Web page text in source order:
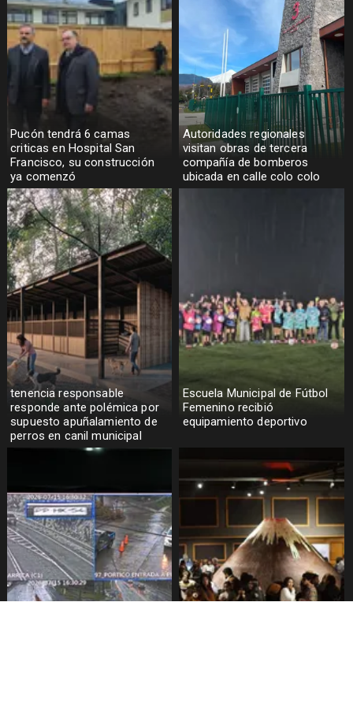
Pucón tendrá 6 camas
criticas en Hospital San
Francisco, su construcción
ya comenzó
Autoridades regionales
visitan obras de tercera
compañía de bomberos
ubicada en calle colo colo
tenencia responsable
responde ante polémica por
supuesto apuñalamiento de
perros en canil municipal
Escuela Municipal de Fútbol
Femenino recibió
equipamiento deportivo